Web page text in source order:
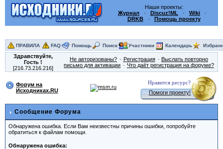
Наши проекты:
Журнал · Discuz!ML · Wiki ·
DRKB· Помощь проекту
ПРАВИЛА FAQ Помощь Поиск Участники Календарь
Здравствуйте,
Гость!
[216.73.216.216]
Не авторизованы? Регистрация
Выслать повторно
письмо для активации
Что даёт регистрация на форуме?
Форум на
Исходниках.RU
Нравится ресурс?
Помоги проекту!
Сообщение Форума
Обнаружена ошибка. Если Вам неизвестны причины ошибки, попробуйте
обратиться к файлам помощи.
Обнаружена ошибка: